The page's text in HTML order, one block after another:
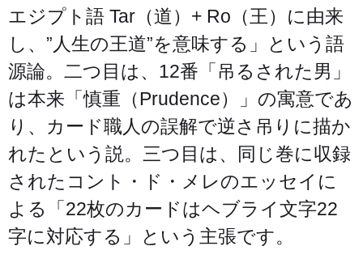
エジプト語 Tar（道）+ Ro（王）に由来
し、”人生の王道”を意味する」という語
源論。二つ目は、12番「吊るされた男」
は本来「慎重（Prudence）」の寓意であ
り、カード職人の誤解で逆さ吊りに描か
れたという説。三つ目は、同じ巻に収録
されたコント・ド・メレのエッセイに
よる「22枚のカードはヘブライ文字22
字に対応する」という主張です。